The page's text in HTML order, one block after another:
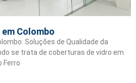
Colombo
Soluções de Qualidade da
se trata de coberturas de vidro em
Ferro